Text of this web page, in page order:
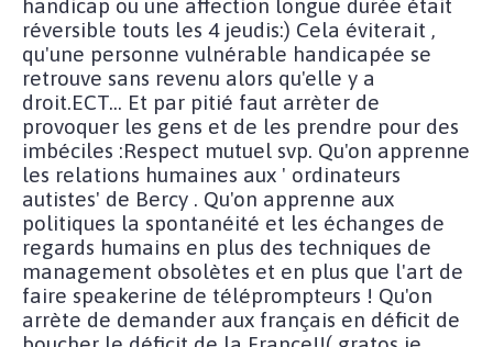
handicap ou une affection longue durée était
réversible touts les 4 jeudis:) Cela éviterait ,
qu'une personne vulnérable handicapée se
retrouve sans revenu alors qu'elle y a
droit.ECT... Et par pitié faut arrèter de
provoquer les gens et de les prendre pour des
imbéciles :Respect mutuel svp. Qu'on apprenne
les relations humaines aux ' ordinateurs
autistes' de Bercy . Qu'on apprenne aux
politiques la spontanéité et les échanges de
regards humains en plus des techniques de
management obsolètes et en plus que l'art de
faire speakerine de téléprompteurs ! Qu'on
arrète de demander aux français en déficit de